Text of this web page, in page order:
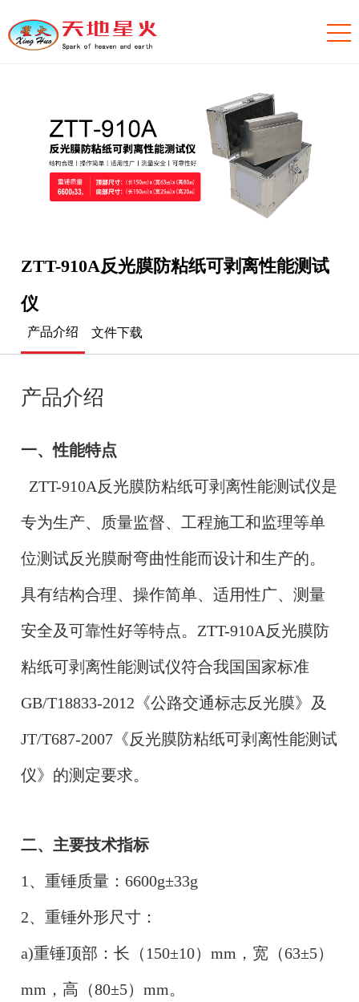
ZTT-910A反光膜防粘纸可剥离性能测试
仪
产品介绍 文件下载
产品介绍
一、性能特点
ZTT-910A反光膜防粘纸可剥离性能测试仪是
专为生产、质量监督、工程施工和监理等单
位测试反光膜耐弯曲性能而设计和生产的。
具有结构合理、操作简单、适用性广、测量
安全及可靠性好等特点。 ZTT-910A反光膜防
粘纸可剥离性能测试仪符合我国国家标准
GB/T18833-2012《公路交通标志反光膜》及
JT/T687-2007《反光膜防粘纸可剥离性能测试
仪》的测定要求。
二、主要技术指标
1、重锤质量：6600g±33g
2、重锤外形尺寸：
a)重锤顶部：长（150±10）mm，宽（63±5）
mm，高（80±5）mm。